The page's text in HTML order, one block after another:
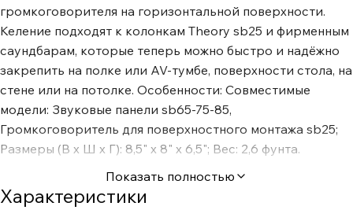
громкоговорителя на горизонтальной поверхности.
Келение подходят к колонкам Theory sb25 и фирменным
саундбарам, которые теперь можно быстро и надёжно
закрепить на полке или AV-тумбе, поверхности стола, на
стене или на потолке. Особенности: Совместимые
модели: Звуковые панели sb65-75-85,
Громкоговоритель для поверхностного монтажа sb25;
Размеры (В х Ш х Г): 8,5" x 8" x 6,5"; Вес: 2,6 фунта.
Показать полностью
Характеристики